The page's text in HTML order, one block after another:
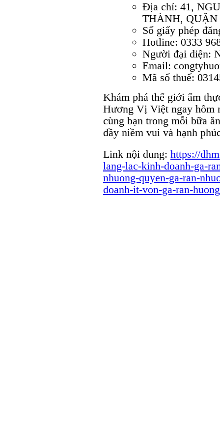
Địa chỉ: 41,
THÀNH, QUẬN
Số giấy phép
Hotline: 0333
Người đại diện:
Email:
Mã số thuế:
Khám phá thế giới ẩm
Hương Vị Việt ngay hôm
cùng bạn trong mỗi bữa
đầy niềm vui và hạnh
Link nội dung: https://
lang-lac-kinh-doanh-ga-
nhuong-quyen-ga-ran-
doanh-it-von-ga-ran-